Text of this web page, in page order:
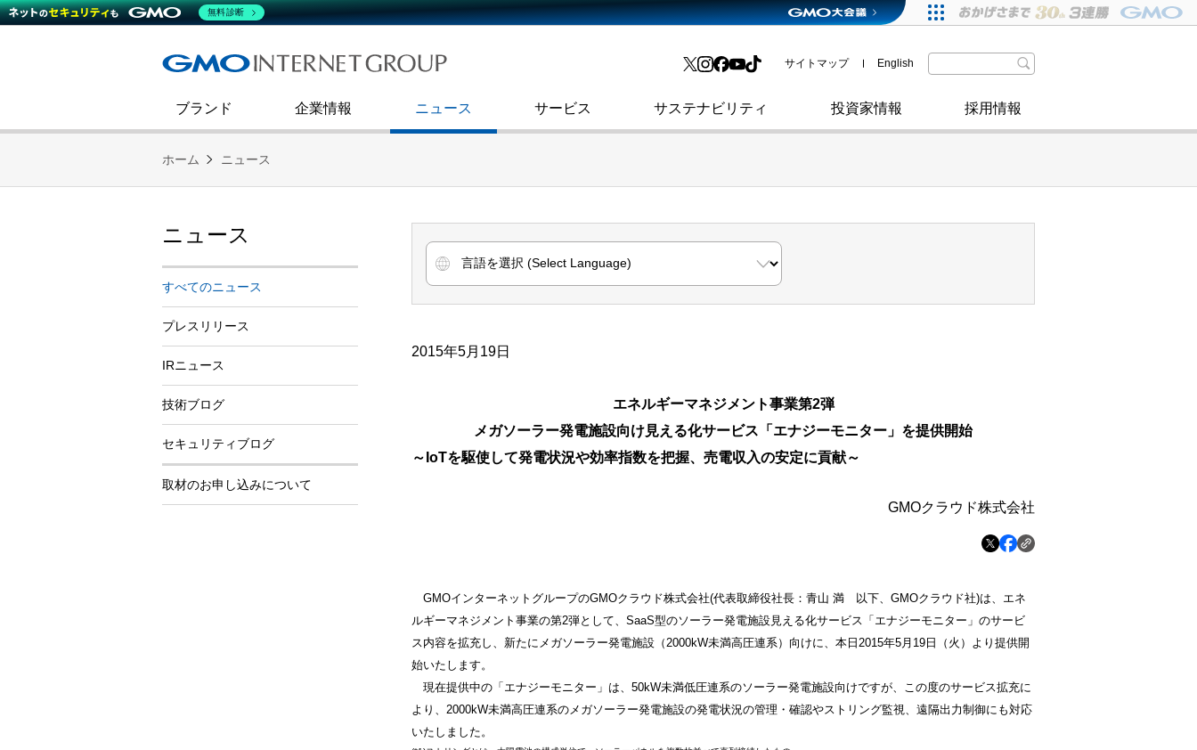
ブランド
企業情報
会社概要
社史
渋谷フクラス入館方法
ニュース
技術ブログ 取材のお申し込みについて
サービス
インターネットセキュリティ事業 その他
サステナビリティ
コミュニケーション
ダイバーシティ＆インクルージョン
SDGsへの取り組み
政府・自治体からの認定
投資家情報
熊谷正寿が語るグループ成長戦略・
財務・業績
よくあるご質問 格付・社債情報
採用情報
第二新卒採用 サイトマップ English
ホーム ニュース
2015年5月19日
エネルギーマネジメント事業第2弾
メガソーラー発電施設向け見える化サービス「エナジーモニター」を提供開始
～IoTを駆使して発電状況や効率指数を把握、売電収入の安定に貢献～
GMOクラウド株式会社
GMOインターネットグループのGMOクラウド株式会社(代表取締役社長：青山 満 以下、GMOクラウド社)は、エネ
ルギーマネジメント事業の第2弾として、SaaS型のソーラー発電施設見える化サービス「エナジーモニター」のサービ
ス内容を拡充し、新たにメガソーラー発電施設（2000kW未満高圧連系）向けに、本日2015年5月19日（火）より提供開
始いたします。
現在提供中の「エナジーモニター」は、50kW未満低圧連系のソーラー発電施設向けですが、この度のサービス拡充に
より、2000kW未満高圧連系のメガソーラー発電施設の発電状況の管理・確認やストリング監視、遠隔出力制御にも対応
いたしました。
ニュース
すべてのニュース
プレスリリース
IRニュース
技術ブログ
セキュリティブログ
取材のお申し込みについて
無料診断